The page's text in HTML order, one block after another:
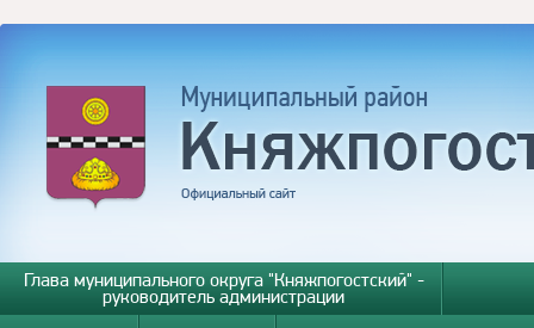
Глава муниципального округа "Княжпогостский" -
руководитель администрации